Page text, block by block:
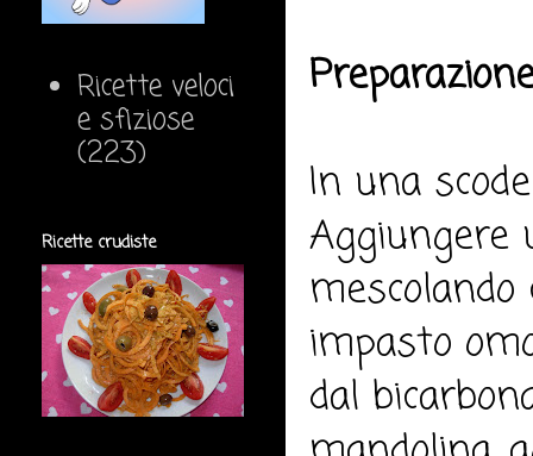
In una
Aggiungere
impasto
dal
Ricette veloci
e sfiziose
(223)
Ricette crudiste